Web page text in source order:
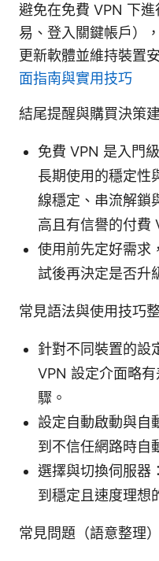
避免在免費 VPN 下
易、登入關鍵帳戶）
更新軟體並維持裝置
面指南與實用技巧
結尾提醒與購買決策
免費 VPN 是入門
長期使用的穩定性
線穩定、串流解鎖
高且有信譽的付費
使用前先定好需求
試後再決定是否升
常見語法與使用技巧
針對不同裝置的設
VPN 設定介面略
驟。
設定自動啟動與自
到不信任網路時自
選擇與切換伺服器
到穩定且速度理想
常見問題（語意整理）